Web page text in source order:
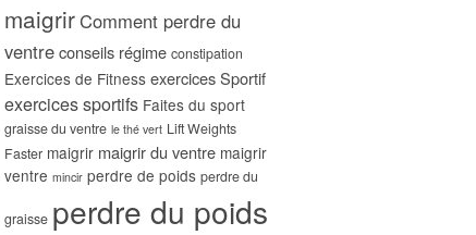
maigrirComment perdre du
ventreconseils régime constipation
Exercices de Fitness exercices Sportif
exercices sportifs Faites du sport
graisse du ventre le thé vert Lift Weights
Faster maigrir maigrir du ventre maigrir
ventre mincir perdre de poids perdre du
graisse perdre du poids